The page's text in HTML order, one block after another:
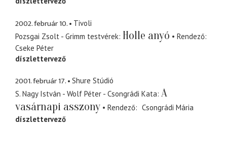
2002. február 10.
Tivoli
Pozsgai Zsolt - Grimm testvérek Holle anyó
Rendező
Cseke Péter
díszlettervező
2001. február 17.
Shure Stúdió
S. Nagy István - Wolf Péter - Csongrádi Kata A
vasárnapi asszony
Rendező
Csongrádi Mária
díszlettervező